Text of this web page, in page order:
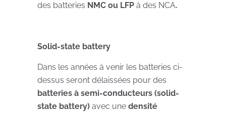
des batteries NMC ou LFP à des NCA.
Solid-state battery
Dans les années à venir les batteries ci-
dessus seront délaissées pour des
batteries à semi-conducteurs (solid-
state battery) avec une densité